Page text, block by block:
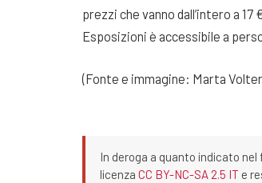
prezzi che vanno dall’intero a
Esposizioni è accessibile a
(Fonte e immagine: Marta
In deroga a quanto indicato
licenza CC BY-NC-SA 2.5 IT e